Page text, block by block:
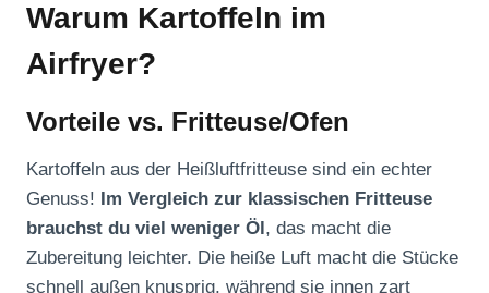
Warum Kartoffeln im
Airfryer?
Vorteile vs. Fritteuse/Ofen
Kartoffeln aus der Heißluftfritteuse sind ein echter
Genuss!
Im Vergleich zur klassischen Fritteuse
brauchst du viel weniger Öl , das macht die
Zubereitung leichter. Die heiße Luft macht die Stücke
schnell außen knusprig, während sie innen zart